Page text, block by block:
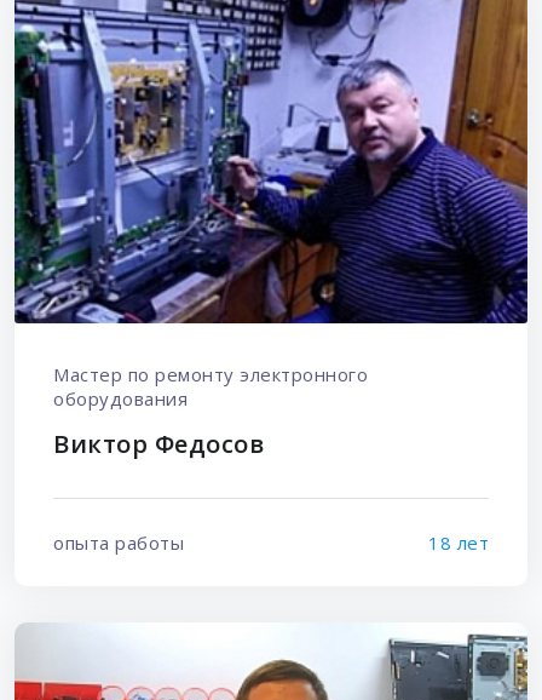
Мастер по ремонту электронного
оборудования
Виктор Федосов
опыта работы 18 лет